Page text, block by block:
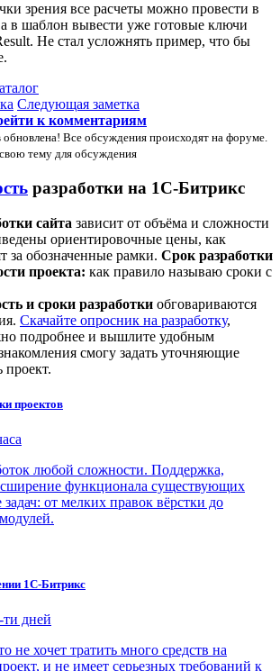
зрения все расчеты можно провести в
в шаблон вывести уже готовые ключи
Не стал усложнять пример, что бы
Следующая заметка
к комментариям
Все обсуждения происходят на форуме.
тему для обсуждения
разработки на 1С-Битрикс
сайта зависит от объёма и сложности
ориентировочные цены, как
за обозначенные рамки. Срок разработки
проекта: как правило называю сроки с
и сроки разработки обговариваются
Скачайте опросник на разработку,
подробнее и вышлите удобным
смогу задать уточняющие
проект.
проектов
любой сложности. Поддержка,
функционала существующих
от мелких правок вёрстки до
1С-Битрикс
ти дней
не хочет тратить много средств на
и не имеет серьезных требований к